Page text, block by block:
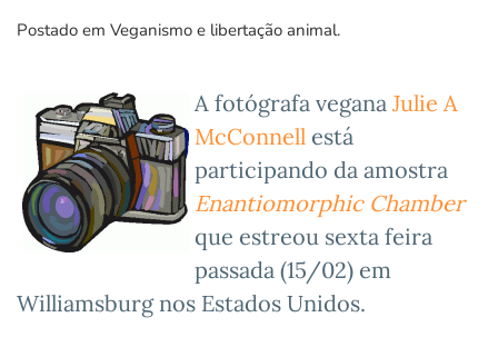
Postado em Veganismo e libertação animal.
A fotógrafa vegana Julie A
McConnell está
participando da amostra
Enantiomorphic Chamber
que estreou sexta feira
passada (15/02) em
Williamsburg nos Estados Unidos.